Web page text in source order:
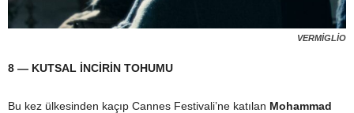
VERMİGLİO
8 — KUTSAL İNCİRİN TOHUMU
Bu kez ülkesinden kaçıp Cannes Festivali’ne katılan Mohammad